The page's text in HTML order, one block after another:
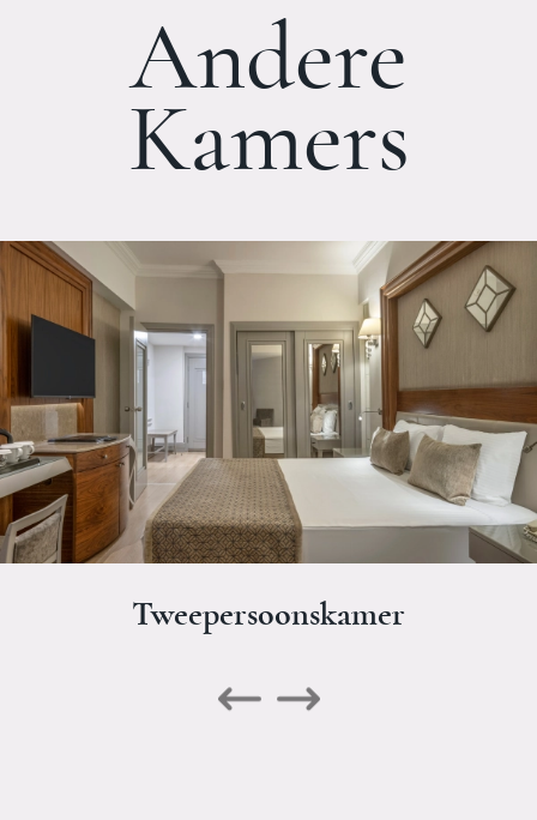
Andere
Kamers
Tweepersoonskamer